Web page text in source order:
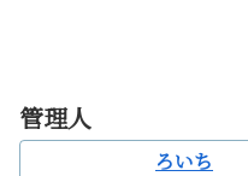
管理人
ろいち